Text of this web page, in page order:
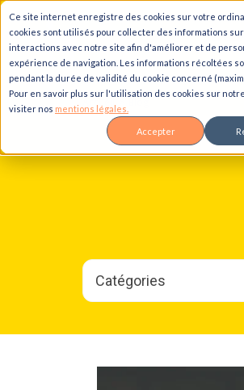
Ce site internet enregistre des cookies sur votre
cookies sont utilisés pour collecter des informations sur
interactions avec notre site afin d'améliorer et de
expérience de navigation. Les informations récoltées
pendant la durée de validité du cookie concerné
Pour en savoir plus sur l'utilisation des cookies sur
visiter nos mentions légales.
Accepter
Aller au contenu principal
Aller à la navigation principale
Aller au pied de page
Accueil
Catégories
articles